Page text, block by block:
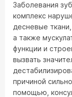
Заболевания
комплекс
десневые
а также
функции и
вызвать
причиной
помощью,